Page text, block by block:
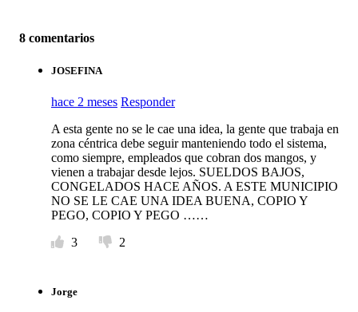
8 comentarios
JOSEFINA
hace 2 meses Responder
A esta gente no se le cae una idea, la gente que trabaja en
zona céntrica debe seguir manteniendo todo el sistema,
como siempre, empleados que cobran dos mangos, y
vienen a trabajar desde lejos. SUELDOS BAJOS,
CONGELADOS HACE AÑOS. A ESTE MUNICIPIO
NO SE LE CAE UNA IDEA BUENA, COPIO Y
PEGO, COPIO Y PEGO ……
3
2
Jorge